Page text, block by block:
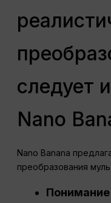
следует
Nano
Nano Banana
преобразования
Понимание